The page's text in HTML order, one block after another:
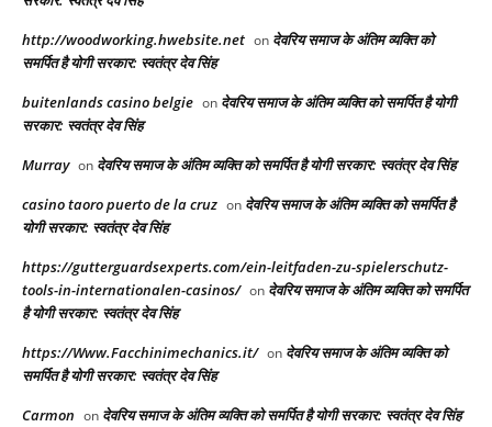
http://woodworking.hwebsite.net on देवरिय समाज के अंतिम व्यक्ति को
समर्पित है योगी सरकार: स्वतंत्र देव सिंह
buitenlands casino belgie on देवरिय समाज के अंतिम व्यक्ति को समर्पित है योगी
सरकार: स्वतंत्र देव सिंह
Murray on देवरिय समाज के अंतिम व्यक्ति को समर्पित है योगी सरकार: स्वतंत्र देव सिंह
casino taoro puerto de la cruz on देवरिय समाज के अंतिम व्यक्ति को समर्पित है
योगी सरकार: स्वतंत्र देव सिंह
https://gutterguardsexperts.com/ein-leitfaden-zu-spielerschutz-
tools-in-internationalen-casinos/ on देवरिय समाज के अंतिम व्यक्ति को समर्पित
है योगी सरकार: स्वतंत्र देव सिंह
https://Www.Facchinimechanics.it/ on देवरिय समाज के अंतिम व्यक्ति को
समर्पित है योगी सरकार: स्वतंत्र देव सिंह
Carmon on देवरिय समाज के अंतिम व्यक्ति को समर्पित है योगी सरकार: स्वतंत्र देव सिंह